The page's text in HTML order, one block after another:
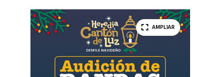
AMPLIAR